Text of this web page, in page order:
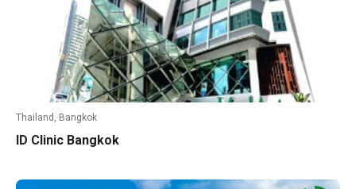
Thailand, Bangkok
ID Clinic Bangkok